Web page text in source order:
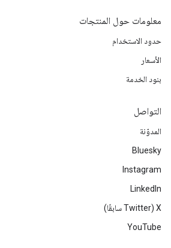
معلومات حول المنتجات
حدود الاستخدام
الأسعار
بنود الخدمة
التواصل
المدوّنة
Bluesky
Instagram
LinkedIn
‫X ‏(Twitter سابقًا)
YouTube